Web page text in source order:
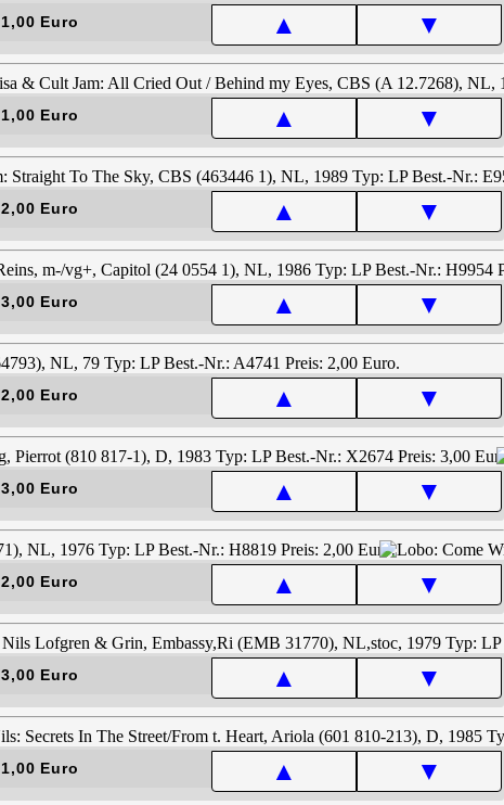
1,00 Euro ▲ ▼
1,00 Euro ▲ ▼
2,00 Euro ▲ ▼
3,00 Euro ▲ ▼
2,00 Euro ▲ ▼
3,00 Euro ▲ ▼
2,00 Euro ▲ ▼
3,00 Euro ▲ ▼
1,00 Euro ▲ ▼